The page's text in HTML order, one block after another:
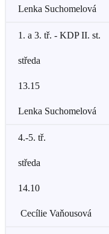
Lenka Suchomelová
1. a 3. tř. - KDP II. st.
středa
13.15
Lenka Suchomelová
4.-5. tř.
středa
14.10
Cecílie Vaňousová